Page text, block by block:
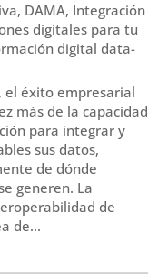
, DAMA, Integración
digitales para tu
digital data-
el éxito empresarial
más de la capacidad
para integrar y
sus datos,
de dónde
generen. La
de
de...